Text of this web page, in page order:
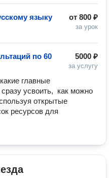
от 800 ₽
за урок
языку
5000 ₽
за услугу
по 60
главные
усвоить,  как можно
открытые
ресурсов для